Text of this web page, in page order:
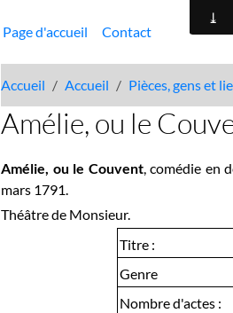
Page d'accueil Contact
Accueil Accueil Pièces, gens et
Amélie, ou le
Amélie, ou le Couvent, comédie en
mars 1791.
Théâtre de Monsieur.
Titre :
Genre
Nombre d'actes :